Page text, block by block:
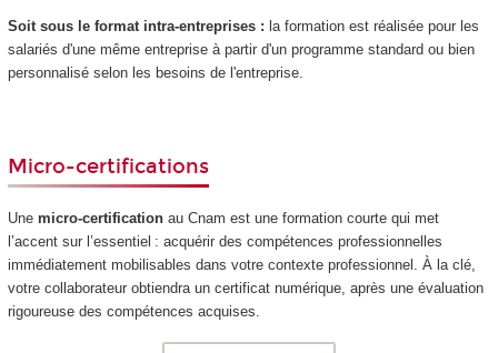
Soit sous le format intra-entreprises : la formation est réalisée pour les
salariés d'une même entreprise à partir d'un programme standard ou bien
personnalisé selon les besoins de l'entreprise.
Micro-certifications
Une micro-certificationau Cnam est une formation courte qui met
l’accent sur l’essentiel : acquérir des compétences professionnelles
immédiatement mobilisables dans votre contexte professionnel. À la clé,
votre collaborateur obtiendra un certificat numérique, après une évaluation
rigoureuse des compétences acquises.